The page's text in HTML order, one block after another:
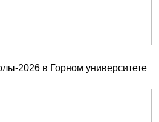
2026 в Горном университете